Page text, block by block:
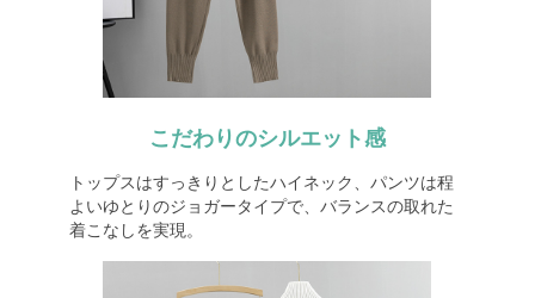
こだわりのシルエット感
トップスはすっきりとしたハイネック、パンツは程
よいゆとりのジョガータイプで、バランスの取れた
着こなしを実現。